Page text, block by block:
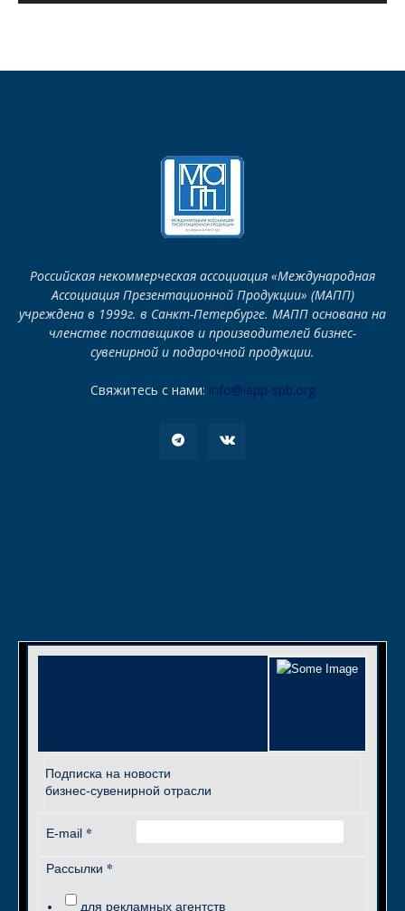
Российская некоммерческая ассоциация «Международная
Ассоциация Презентационной Продукции» (МАПП)
учреждена в 1999г. в Санкт-Петербурге. МАПП основана на
членстве поставщиков и производителей бизнес-
сувенирной и подарочной продукции.
Свяжитесь с нами: info@iapp-spb.org
Подписка на новости
бизнес-сувенирной отрасли
E-mail *
Рассылки *
для рекламных агентств